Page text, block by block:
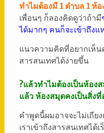
ทำไมต้องมี 1 ตำบล 1 ห้
เพื่อนๆ ก็ลองคิดดูว่าถ้ามี
ได้มากๆ คนก็จะเข้าถึง
แนวความคิดที่อยากเห็
สารสนเทศได้ง่ายขึ้น
?แล้วทำไมต้องเป็นห้อง
แล้ว ห้องสมุดคงเป็นสิ่งที่
คำพูดนี้ผมอาจจะไม่เถีย
เราเข้าถึงสารสนเทศได้